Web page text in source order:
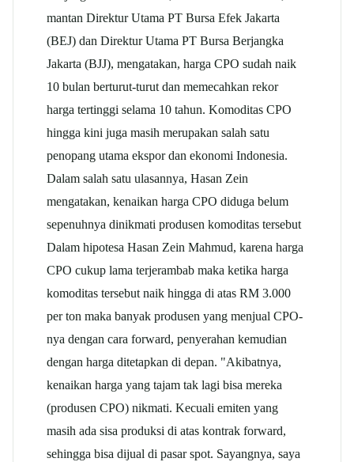
mantan Direktur Utama PT Bursa Efek Jakarta
(BEJ) dan Direktur Utama PT Bursa Berjangka
Jakarta (BJJ), mengatakan, harga CPO sudah naik
10 bulan berturut-turut dan memecahkan rekor
harga tertinggi selama 10 tahun. Komoditas CPO
hingga kini juga masih merupakan salah satu
penopang utama ekspor dan ekonomi Indonesia.
Dalam salah satu ulasannya, Hasan Zein
mengatakan, kenaikan harga CPO diduga belum
sepenuhnya dinikmati produsen komoditas tersebut
Dalam hipotesa Hasan Zein Mahmud, karena harga
CPO cukup lama terjerambab maka ketika harga
komoditas tersebut naik hingga di atas RM 3.000
per ton maka banyak produsen yang menjual CPO-
nya dengan cara forward, penyerahan kemudian
dengan harga ditetapkan di depan. "Akibatnya,
kenaikan harga yang tajam tak lagi bisa mereka
(produsen CPO) nikmati. Kecuali emiten yang
masih ada sisa produksi di atas kontrak forward,
sehingga bisa dijual di pasar spot. Sayangnya, saya